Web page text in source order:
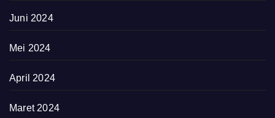
Juni 2024
Mei 2024
April 2024
Maret 2024